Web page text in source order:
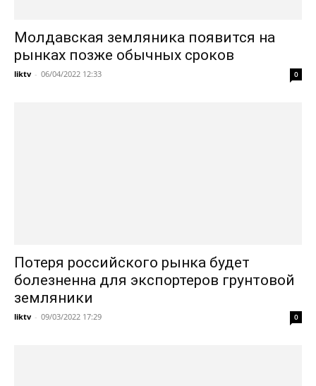
Молдавская земляника появится на
рынках позже обычных сроков
liktv - 06/04/2022 12:33 0
Потеря российского рынка будет
болезненна для экспортеров грунтовой
земляники
liktv - 09/03/2022 17:29 0